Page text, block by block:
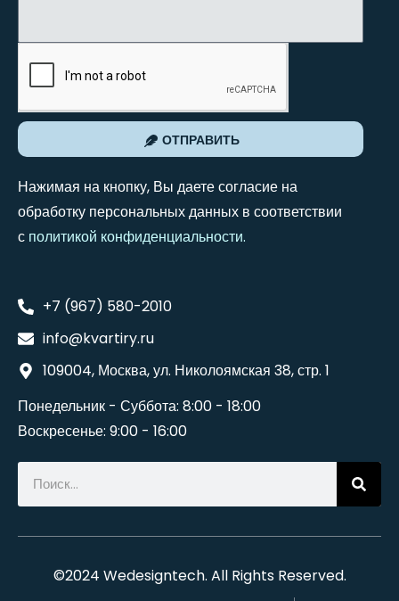
ОТПРАВИТЬ
Нажимая на кнопку, Вы даете согласие на
обработку персональных данных в соответствии
с политикой конфиденциальности.
+7 (967) 580-2010
info@kvartiry.ru
109004, Москва, ул. Николоямская 38, стр. 1
Понедельник - Суббота: 8:00 - 18:00
Воскресенье: 9:00 - 16:00
©2024 Wedesigntech. All Rights Reserved.